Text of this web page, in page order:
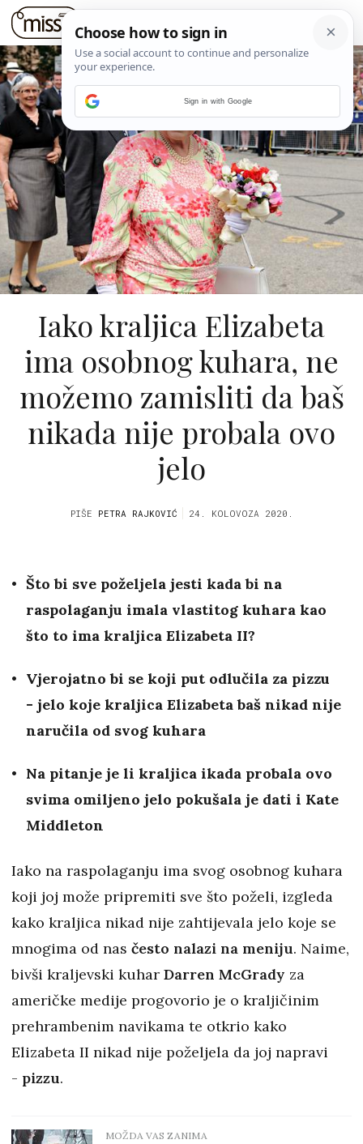
Iako kraljica Elizabeta
ima osobnog kuhara, ne
možemo zamisliti da baš
nikada nije probala ovo
jelo
PIŠE PETRA RAJKOVIĆ 24. KOLOVOZA 2020.
Što bi sve poželjela jesti kada bi na
raspolaganju imala vlastitog kuhara kao
što to ima kraljica Elizabeta II?
Vjerojatno bi se koji put odlučila za pizzu
- jelo koje kraljica Elizabeta baš nikad nije
naručila od svog kuhara
Na pitanje je li kraljica ikada probala ovo
svima omiljeno jelo pokušala je dati i Kate
Middleton
Iako na raspolaganju ima svog osobnog kuhara
koji joj može pripremiti sve što poželi, izgleda
kako kraljica nikad nije zahtijevala jelo koje se
mnogima od nas često nalazi na meniju. Naime,
bivši kraljevski kuhar Darren McGrady za
američke medije progovorio je o kraljičinim
prehrambenim navikama te otkrio kako
Elizabeta II nikad nije poželjela da joj napravi
- pizzu.
MOŽDA VAS ZANIMA
Sign in with Google